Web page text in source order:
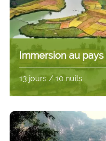
Immersion au
13 jours / 10 nuits